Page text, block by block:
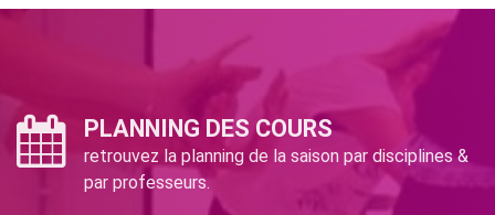
PLANNING DES COURS
retrouvez la planning de la saison par disciplines &
par professeurs.